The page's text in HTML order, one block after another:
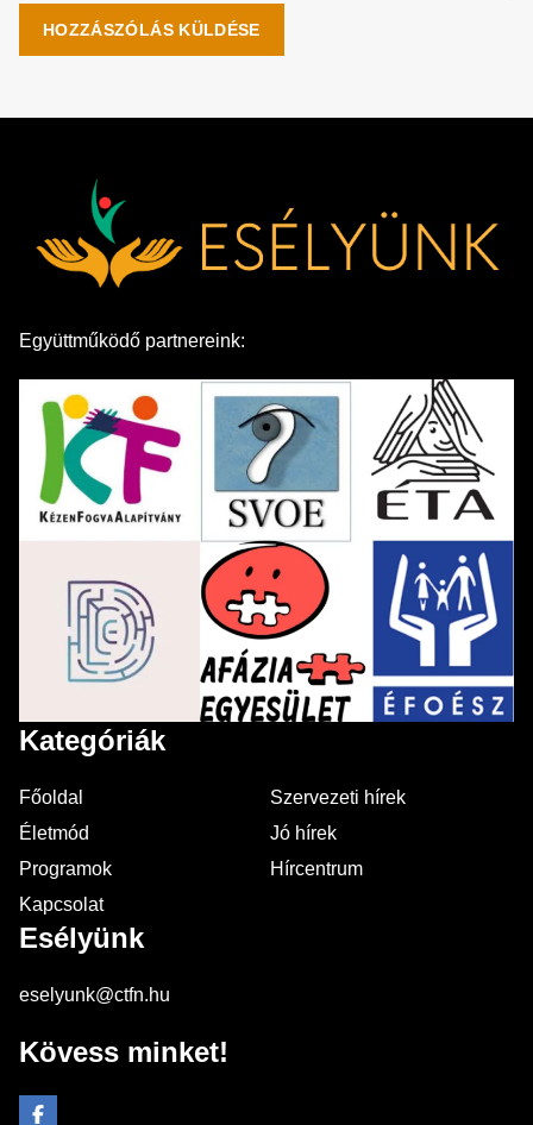
Együttműködő partnereink:
Kategóriák
Főoldal
Szervezeti hírek
Életmód
Jó hírek
Programok
Hírcentrum
Kapcsolat
Esélyünk
eselyunk@ctfn.hu
Kövess minket!